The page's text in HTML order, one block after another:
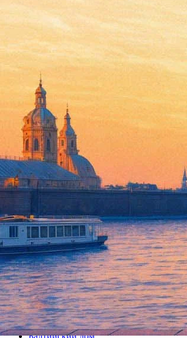
Верю, не верю
02 октября 2011, воскресенье,18.00
Версия для печати
Все спектакли
Балтийский дом